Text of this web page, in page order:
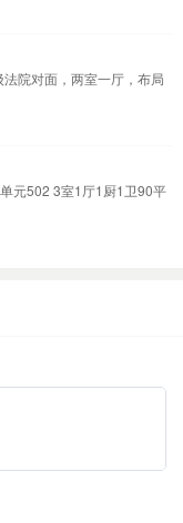
院对面，两室一厅，布局
元502 3室1厅1厨1卫90平